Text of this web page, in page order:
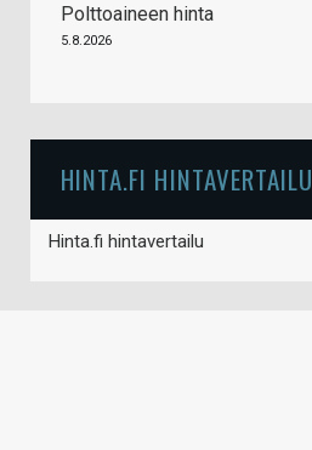
Polttoaineen hinta
5.8.2026
HINTA.FI HINTAVERTAILU
Hinta.fi hintavertailu